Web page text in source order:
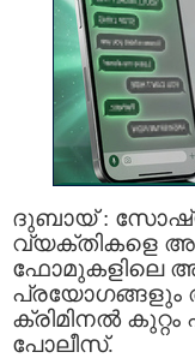
ദുബായ് :
വ്യക്തികളെ
ഫോമുകളിലെ
പ്രയോഗങ്ങളും
ക്രിമിനൽ
പോലീസ്.